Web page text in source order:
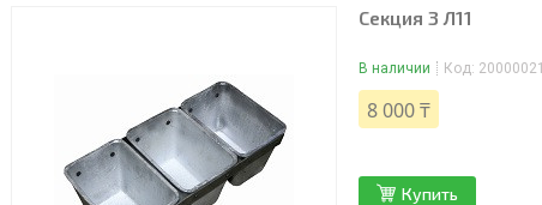
Секция 3 Л11
В наличии Код:
8 000 ₸
Купить